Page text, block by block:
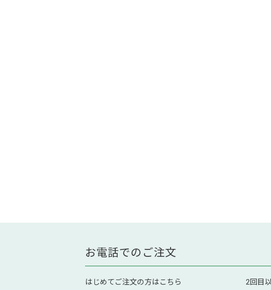
お電話でのご注文
はじめてご注文の方はこちら 2回目